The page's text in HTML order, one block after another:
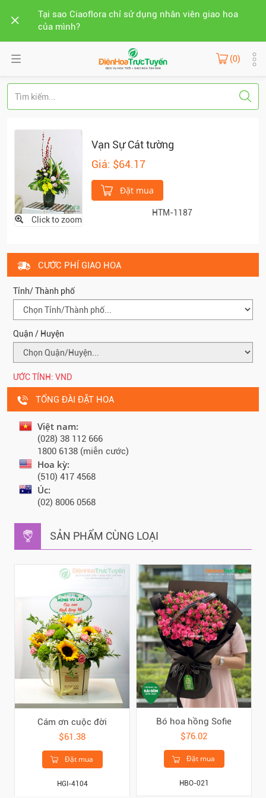
Tại sao Ciaoflora chỉ sử dụng nhân viên giao hoa
của mình?
(0)
Click to zoom
Vạn Sự Cát tường
Giá: $64.17
Đặt mua
HTM-1187
CƯỚC PHÍ GIAO HOA
Tỉnh/ Thành phố
Quận / Huyện
ƯỚC TÍNH: VND
TỔNG ĐÀI ĐẶT HOA
Việt nam:
(028) 38 112 666
1800 6138 (miễn cước)
Hoa kỳ:
(510) 417 4568
Úc:
(02) 8006 0568
SẢN PHẨM CÙNG LOẠI
Cám ơn cuộc đời
$61.38
Đặt mua
HGI-4104
Bó hoa hồng Sofie
$76.02
Đặt mua
HBO-021